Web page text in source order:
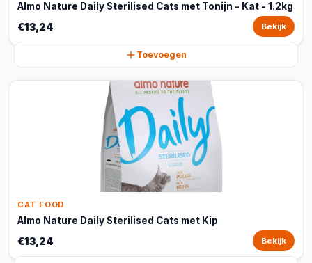
Almo Nature Daily Sterilised Cats met Tonijn - Kat - 1.2kg
€13,24 Bekijk
Toevoegen
CAT FOOD
Almo Nature Daily Sterilised Cats met Kip
€13,24 Bekijk